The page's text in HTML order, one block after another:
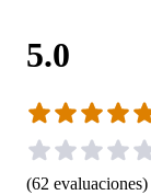
5.0
(62 evaluaciones)